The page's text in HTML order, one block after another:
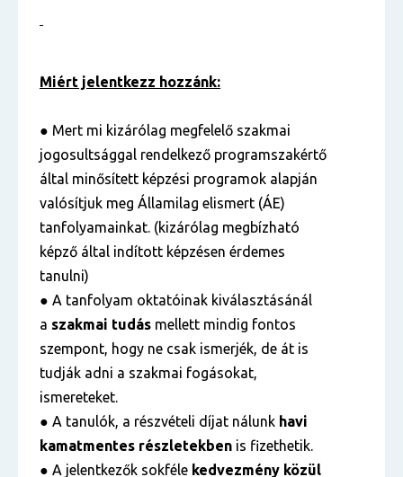
Miért jelentkezz hozzánk:
● Mert mi kizárólag megfelelő szakmai
jogosultsággal rendelkező programszakértő
által minősített képzési programok alapján
valósítjuk meg Államilag elismert (ÁE)
tanfolyamainkat. (kizárólag megbízható
képző által indított képzésen érdemes
tanulni)
● A tanfolyam oktatóinak kiválasztásánál
a szakmai tudás mellett mindig fontos
szempont, hogy ne csak ismerjék, de át is
tudják adni a szakmai fogásokat,
ismereteket.
● A tanulók, a részvételi díjat nálunk havi
kamatmentes részletekben is fizethetik.
● A jelentkezők sokféle kedvezmény közül